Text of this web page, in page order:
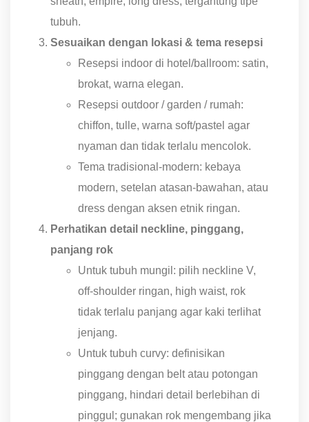
tubuh.
Sesuaikan dengan lokasi & tema resepsi
Resepsi indoor di hotel/ballroom: satin,
brokat, warna elegan.
Resepsi outdoor / garden / rumah:
chiffon, tulle, warna soft/pastel agar
nyaman dan tidak terlalu mencolok.
Tema tradisional-modern: kebaya
modern, setelan atasan-bawahan, atau
dress dengan aksen etnik ringan.
Perhatikan detail neckline, pinggang,
panjang rok
Untuk tubuh mungil: pilih neckline V,
off-shoulder ringan, high waist, rok
tidak terlalu panjang agar kaki terlihat
jenjang.
Untuk tubuh curvy: definisikan
pinggang dengan belt atau potongan
pinggang, hindari detail berlebihan di
pinggul; gunakan rok mengembang jika